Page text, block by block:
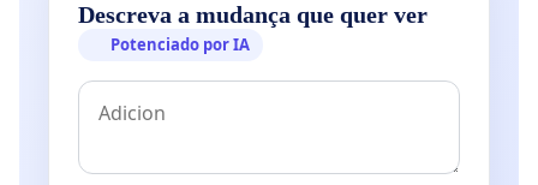
Descreva a mudança que quer ver
Potenciado por IA